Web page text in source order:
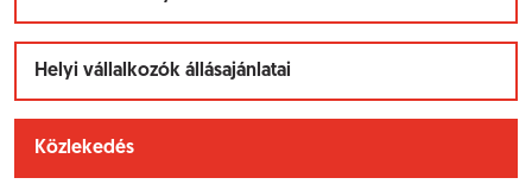
Helyi vállalkozók állásajánlatai
Közlekedés